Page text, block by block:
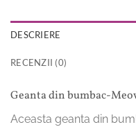
DESCRIERE
RECENZII (0)
Geanta din bumbac-
Aceasta geanta din